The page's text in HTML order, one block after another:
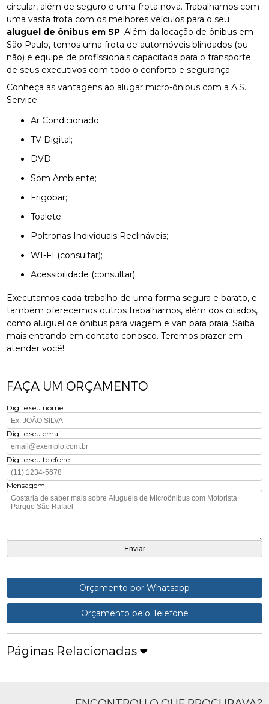
circular, além de seguro e uma frota nova. Trabalhamos com
uma vasta frota com os melhores veículos para o seu
aluguel de ônibus em SP. Além da locação de ônibus em
São Paulo, temos uma frota de automóveis blindados (ou
não) e equipe de profissionais capacitada para o transporte
de seus executivos com todo o conforto e segurança.
Conheça as vantagens ao alugar micro-ônibus com a A.S.
Service:
Ar Condicionado;
TV Digital;
DVD;
Som Ambiente;
Frigobar;
Toalete;
Poltronas Individuais Reclináveis;
WI-FI (consultar);
Acessibilidade (consultar);
Executamos cada trabalho de uma forma segura e barato, e
também oferecemos outros trabalhamos, além dos citados,
como aluguel de ônibus para viagem e van para praia. Saiba
mais entrando em contato conosco. Teremos prazer em
atender você!
FAÇA UM ORÇAMENTO
Digite seu nome
Digite seu email
Digite seu telefone
Mensagem
Orçamento por Whatsapp
Orçamento pelo Telefone
Páginas Relacionadas